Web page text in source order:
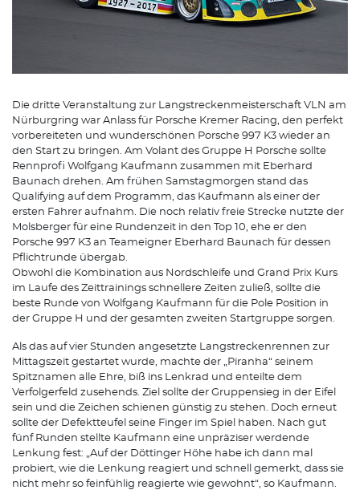
Die dritte Veranstaltung zur Langstreckenmeisterschaft VLN am
Nürburgring war Anlass für Porsche Kremer Racing, den perfekt
vorbereiteten und wunderschönen Porsche 997 K3 wieder an
den Start zu bringen. Am Volant des Gruppe H Porsche sollte
Rennprofi Wolfgang Kaufmann zusammen mit Eberhard
Baunach drehen. Am frühen Samstagmorgen stand das
Qualifying auf dem Programm, das Kaufmann als einer der
ersten Fahrer aufnahm. Die noch relativ freie Strecke nutzte der
Molsberger für eine Rundenzeit in den Top 10, ehe er den
Porsche 997 K3 an Teameigner Eberhard Baunach für dessen
Pflichtrunde übergab.
Obwohl die Kombination aus Nordschleife und Grand Prix Kurs
im Laufe des Zeittrainings schnellere Zeiten zuließ, sollte die
beste Runde von Wolfgang Kaufmann für die Pole Position in
der Gruppe H und der gesamten zweiten Startgruppe sorgen.
Als das auf vier Stunden angesetzte Langstreckenrennen zur
Mittagszeit gestartet wurde, machte der „Piranha“ seinem
Spitznamen alle Ehre, biß ins Lenkrad und enteilte dem
Verfolgerfeld zusehends. Ziel sollte der Gruppensieg in der Eifel
sein und die Zeichen schienen günstig zu stehen. Doch erneut
sollte der Defektteufel seine Finger im Spiel haben. Nach gut
fünf Runden stellte Kaufmann eine unpräziser werdende
Lenkung fest: „Auf der Döttinger Höhe habe ich dann mal
probiert, wie die Lenkung reagiert und schnell gemerkt, dass sie
nicht mehr so feinfühlig reagierte wie gewohnt“, so Kaufmann.